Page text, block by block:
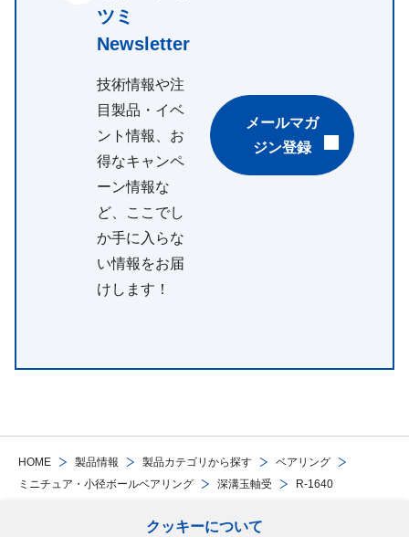
クッキーについて
HOME 製品情報 製品カテゴリから探す
ベアリング
ミニチュア・小径ボールベアリング
深溝玉軸受 R-1640
ツミ
Newsletter
技術情報や注
目製品・イベ
ント情報、お
得なキャンペ
ーン情報な
ど、ここでし
か手に入らな
い情報をお届
けします！
メールマガ
ジン登録